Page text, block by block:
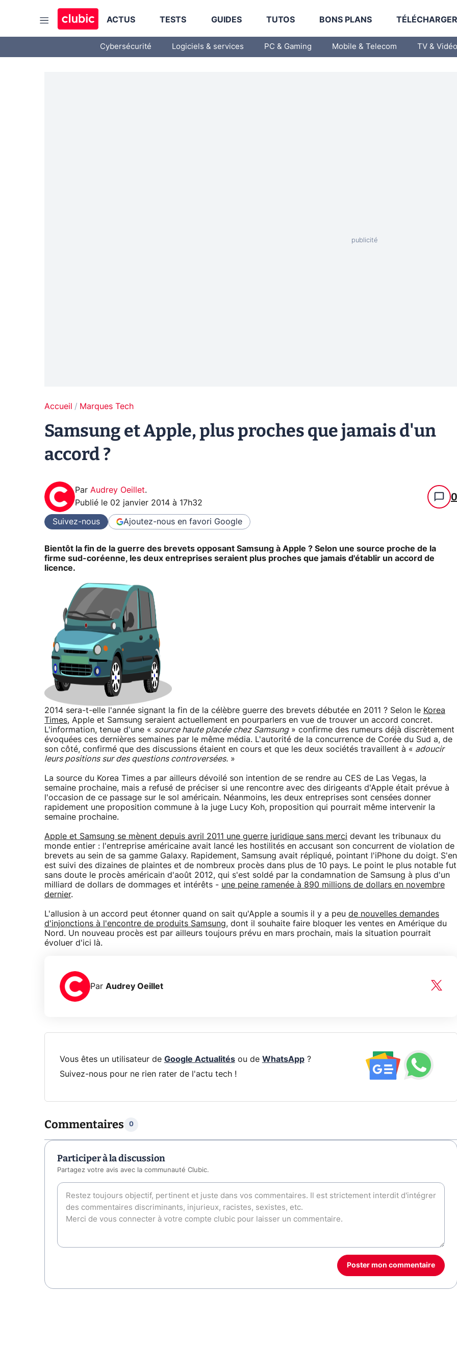
ACTUS TESTS GUIDES TUTOS BONS PLANS
Cybersécurité Logiciels & services PC & Gaming Mobile & Telecom TV & Vidéo
Accueil Marques Tech
Samsung et Apple, plus proches que jamais d'un
accord ?
Par Audrey Oeillet.
Publié le 02 janvier 2014 à 17h32 0
Suivez-nous Ajoutez-nous en favori Google
Bientôt la fin de la guerre des brevets opposant Samsung à Apple ? Selon une source proche de la
firme sud-coréenne, les deux entreprises seraient plus proches que jamais d'établir un accord de
licence.
2014 sera-t-elle l'année signant la fin de la célèbre guerre des brevets débutée en 2011 ? Selon le Korea
Times, Apple et Samsung seraient actuellement en pourparlers en vue de trouver un accord concret.
L'information, tenue d'une « source haute placée chez Samsung» confirme des rumeurs déjà discrètement
évoquées ces dernières semaines par le même média. L'autorité de la concurrence de Corée du Sud a, de
son côté, confirmé que des discussions étaient en cours et que les deux sociétés travaillent à « adoucir
leurs positions sur des questions controversées. »
La source du Korea Times a par ailleurs dévoilé son intention de se rendre au CES de Las Vegas, la
semaine prochaine, mais a refusé de préciser si une rencontre avec des dirigeants d'Apple était prévue à
l'occasion de ce passage sur le sol américain. Néanmoins, les deux entreprises sont censées donner
rapidement une proposition commune à la juge Lucy Koh, proposition qui pourrait même intervenir la
semaine prochaine.
Apple et Samsung se mènent depuis avril 2011 une guerre juridique sans merci devant les tribunaux du
monde entier : l'entreprise américaine avait lancé les hostilités en accusant son concurrent de violation de
brevets au sein de sa gamme Galaxy. Rapidement, Samsung avait répliqué, pointant l'iPhone du doigt. S'en
est suivi des dizaines de plaintes et de nombreux procès dans plus de 10 pays. Le point le plus notable fut
sans doute le procès américain d'août 2012, qui s'est soldé par la condamnation de Samsung à plus d'un
milliard de dollars de dommages et intérêts - une peine ramenée à 890 millions de dollars en novembre
dernier.
L'allusion à un accord peut étonner quand on sait qu'Apple a soumis il y a peu de nouvelles demandes
d'injonctions à l'encontre de produits Samsung, dont il souhaite faire bloquer les ventes en Amérique du
Nord. Un nouveau procès est par ailleurs toujours prévu en mars prochain, mais la situation pourrait
évoluer d'ici là.
Par Audrey Oeillet
Vous êtes un utilisateur de Google Actualitésou de WhatsApp?
Suivez-nous pour ne rien rater de l'actu tech !
Commentaires 0
Participer à la discussion
Partagez votre avis avec la communauté Clubic.
Poster mon commentaire